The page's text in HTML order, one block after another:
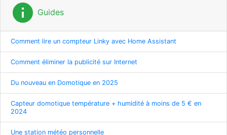
info Guides
Comment lire un compteur Linky avec Home Assistant
Comment éliminer la publicité sur Internet
Du nouveau en Domotique en 2025
Capteur domotique température + humidité à moins de 5 € en
2024
Une station météo personnelle